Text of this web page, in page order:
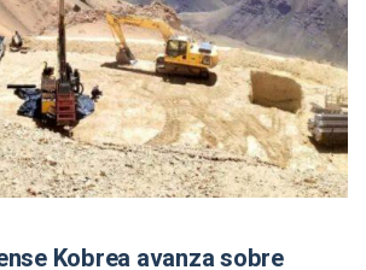
Kobrea avanza sobre